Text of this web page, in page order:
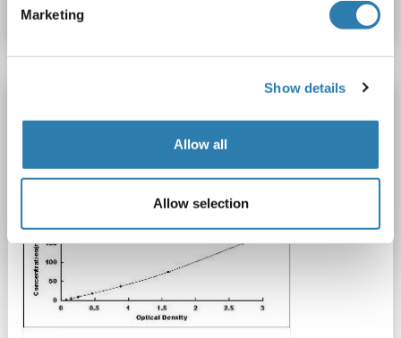
Marketing
Show details
Allow all
Allow selection
Fiche technique